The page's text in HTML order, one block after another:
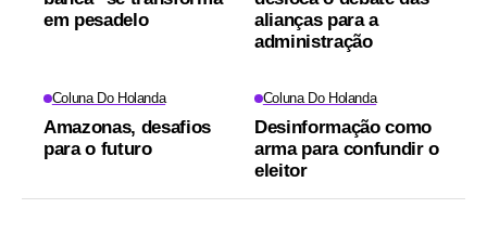
em pesadelo
alianças para a
administração
Coluna Do Holanda
Amazonas, desafios
para o futuro
Coluna Do Holanda
Desinformação como
arma para confundir o
eleitor